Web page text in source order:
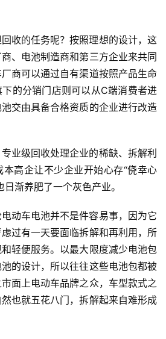
收的任务呢？按照理想的设计，这
、电池制造商和第三方企业来共同
商可以通过自有渠道按照产品生命
的分销门店则可以从C端消费者进
交由具备合格资质的企业进行改造
业级回收处理企业的稀缺、拆解利
高企让不少企业开始心存“侥幸心
渐养肥了一个灰色产业。
动车电池并不是件容易事，因为它
过有一天要面临拆解和再利用，所
轻便服务。以最大限度减少电池包
的设计，所以往往这些电池包都被
面上电动车品牌之众，车型款式之
也就五花八门，拆解起来自难形成